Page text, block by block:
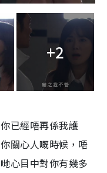
+2
已經唔再係我護
關心人嘅時候，唔
心目中對你有幾多